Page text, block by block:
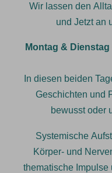
Wir lassen den
und Jetzt an
Montag &
In diesen beiden
Geschichten und
bewusst oder
Systemische
Körper- und
thematische